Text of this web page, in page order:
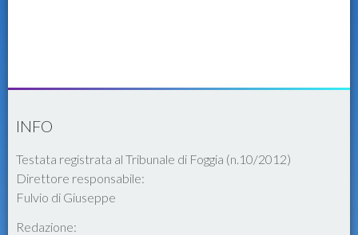
INFO
Testata registrata al Tribunale di Foggia (n.10/2012)
Direttore responsabile:
Fulvio di Giuseppe
Redazione: